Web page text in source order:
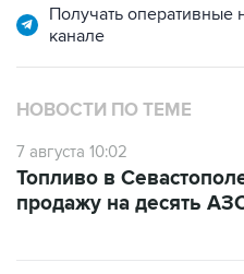
Получать оперативные
канале
НОВОСТИ ПО ТЕМЕ
7 августа 10:02
Топливо в
продажу на десять